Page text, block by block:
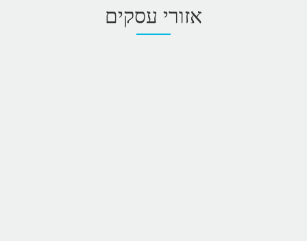
אזורי עסקים